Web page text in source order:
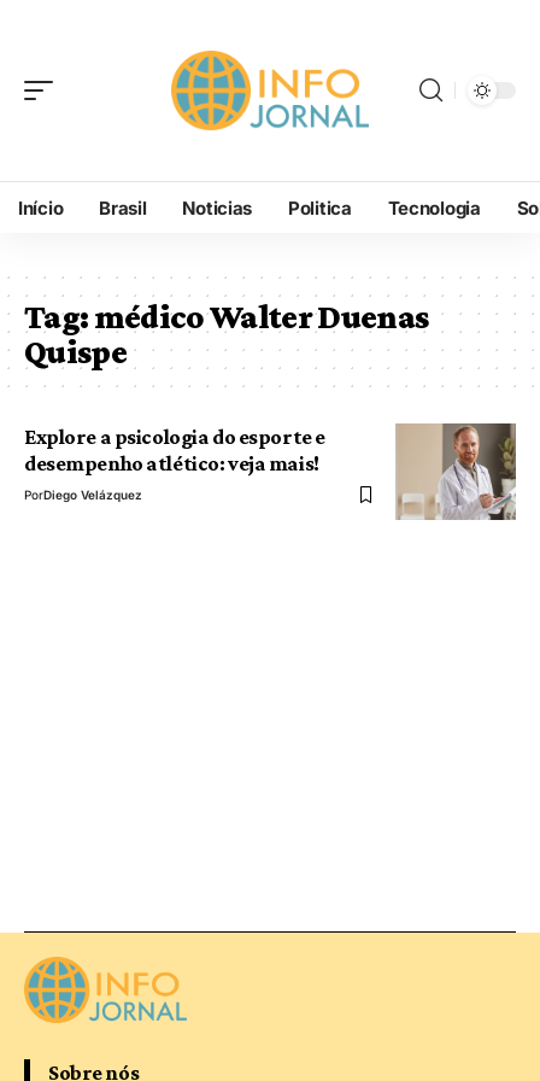
Início Brasil Noticias Politica Tecnologia
Tag:médico Walter Duenas
Quispe
Explore a psicologia do esporte e
desempenho atlético: veja mais!
PorDiego Velázquez
Sobre nós